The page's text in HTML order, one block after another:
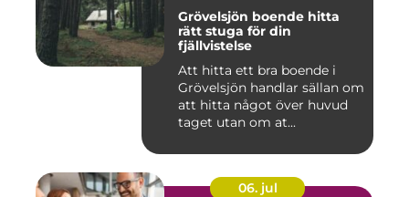
Grövelsjön boende hitta
rätt stuga för din
fjällvistelse
Att hitta ett bra boende i
Grövelsjön handlar sällan om
att hitta något över huvud
taget utan om at...
06. jul